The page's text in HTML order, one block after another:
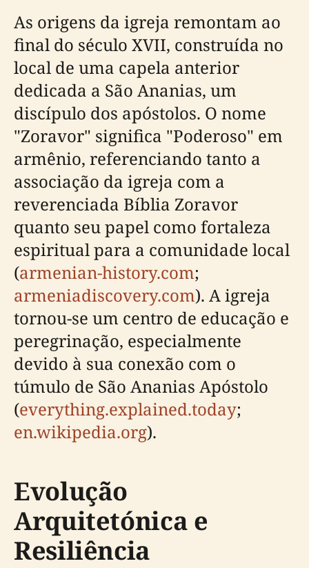
As origens da igreja remontam ao
final do século XVII, construída no
local de uma capela anterior
dedicada a São Ananias, um
discípulo dos apóstolos. O nome
"Zoravor" significa "Poderoso" em
armênio, referenciando tanto a
associação da igreja com a
reverenciada Bíblia Zoravor
quanto seu papel como fortaleza
espiritual para a comunidade local
(armenian-history.com;
armeniadiscovery.com). A igreja
tornou-se um centro de educação e
peregrinação, especialmente
devido à sua conexão com o
túmulo de São Ananias Apóstolo
(everything.explained.today;
en.wikipedia.org).
Evolução
Arquitetónica e
Resiliência